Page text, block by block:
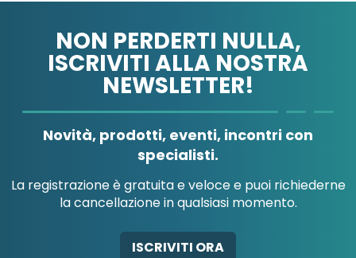
A.MENARINI
A.MENARINI
AB-GLOBAL SRL
ABBATE A&V PHARMA
NON PERDERTI NULLA,
ISCRIVITI ALLA NOSTRA
NEWSLETTER!
Novità, prodotti, eventi, incontri con
specialisti.
La registrazione è gratuita e veloce e puoi richiederne
la cancellazione in qualsiasi momento.
ISCRIVITI ORA